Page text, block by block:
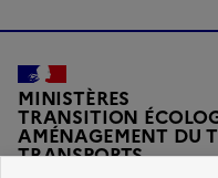
MINISTÈRES
TRANSITION
AMÉNAGEMENT DU
TRANSPORTS